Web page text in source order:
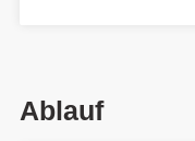
Ablauf